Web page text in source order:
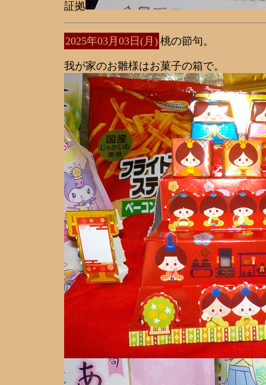
証拠
2025年03月03日(月) 桃の節句。
我が家のお雛様はお菓子の箱で。